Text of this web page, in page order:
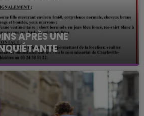
APRÈS UNE